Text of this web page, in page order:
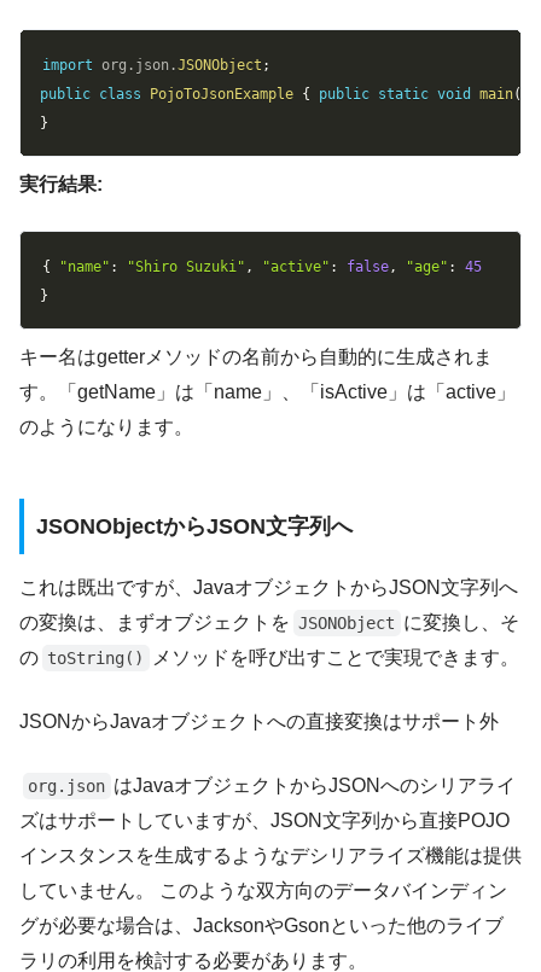
import org . json .JSONObject ;
public class PojoToJsonExample { public static void main(
}
実行結果:
{ "name" : "Shiro Suzuki" , "active" : false , "age" :
45
}
キー名はgetterメソッドの名前から自動的に生成されま
す。「getName」は「name」、「isActive」は「active」
のようになります。
JSONObjectからJSON文字列へ
これは既出ですが、JavaオブジェクトからJSON文字列へ
の変換は、まずオブジェクトを JSONObject に変換し、そ
の toString() メソッドを呼び出すことで実現できます。
JSONからJavaオブジェクトへの直接変換はサポート外
org.json はJavaオブジェクトからJSONへのシリアライ
ズはサポートしていますが、JSON文字列から直接POJO
インスタンスを生成するようなデシリアライズ機能は提供
していません。 このような双方向のデータバインディン
グが必要な場合は、JacksonやGsonといった他のライブ
ラリの利用を検討する必要があります。